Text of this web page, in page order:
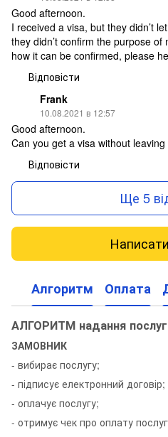
Good afternoon.
I received a visa, but they didn’t
they didn’t confirm the purpose
how it can be confirmed, please
Відповісти
Frank
10.08.2021 в 12:57
Good afternoon.
Can you get a visa without leaving
Відповісти
Ще 5
Алгоритм Оплата
АЛГОРИТМ надання
ЗАМОВНИК
- вибирає послугу;
- підписує електронний договір;
- оплачує послугу;
- отримує чек про оплату